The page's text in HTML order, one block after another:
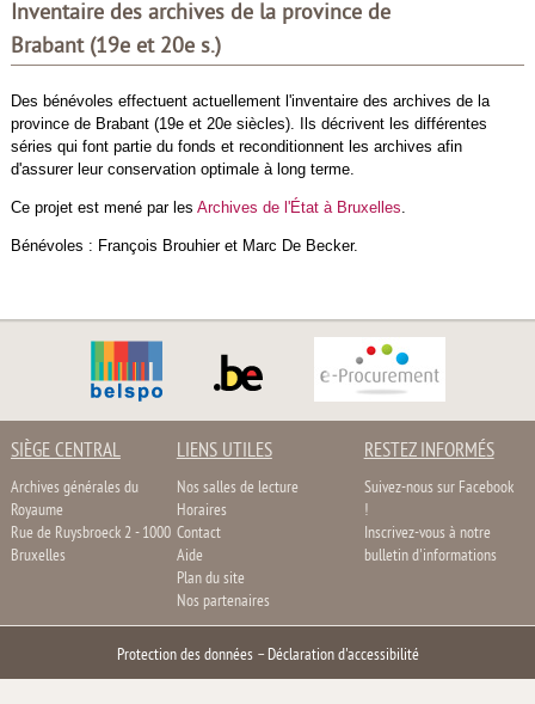
Inventaire des archives de la province de
Brabant (19e et 20e s.)
Des bénévoles effectuent actuellement l'inventaire des archives de la
province de Brabant (19e et 20e siècles). Ils décrivent les différentes
séries qui font partie du fonds et reconditionnent les archives afin
d'assurer leur conservation optimale à long terme.
Ce projet est mené par les Archives de l'État à Bruxelles
Bénévoles : François Brouhier et Marc De Becker.
SIÈGE CENTRAL
Archives générales du
Royaume
Rue de Ruysbroeck 2 - 1000
Bruxelles
LIENS UTILES
Nos salles de lecture
Horaires
Contact
Aide
Plan du site
Nos partenaires
RESTEZ INFORMÉS
Suivez-nous sur Facebook
!
Inscrivez-vous à notre
bulletin d'informations
Protection des données– Déclaration d'accessibilité